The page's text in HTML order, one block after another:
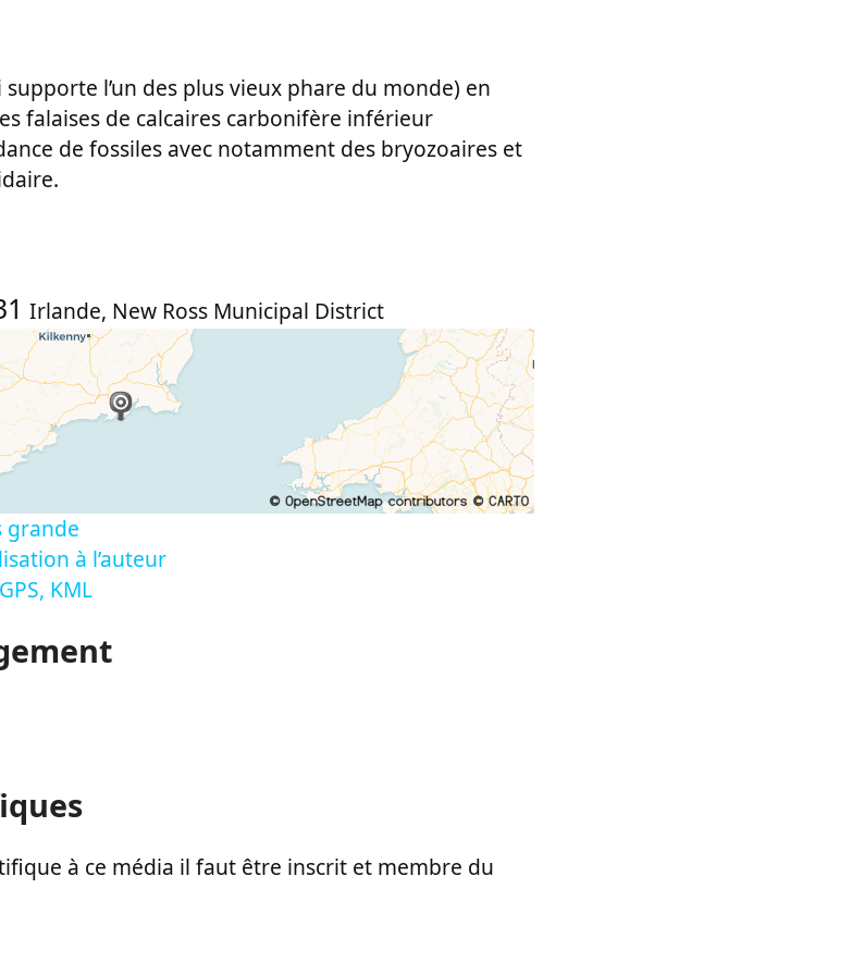
l’un des plus vieux phare du monde) en
falaises de calcaires carbonifère inférieur
de fossiles avec notamment des bryozoaires et
Irlande, New Ross Municipal District
grande
à l’auteur
KML
à ce média il faut être inscrit et membre du